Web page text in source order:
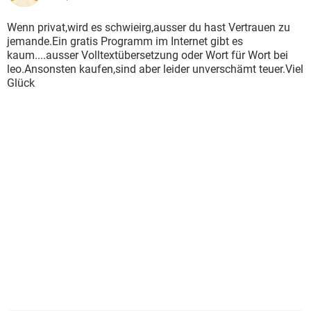
Wenn privat,wird es schwieirg,ausser du hast Vertrauen zu
jemande.Ein gratis Programm im Internet gibt es
kaum....ausser Volltextübersetzung oder Wort für Wort bei
leo.Ansonsten kaufen,sind aber leider unverschämt teuer.Viel
Glück